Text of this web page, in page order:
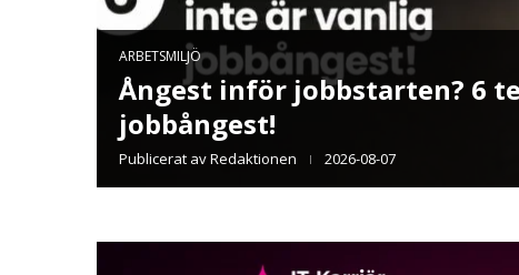
TEKNIK
Channel Factory lanserar
annonsflöden
Publicerat avRedaktionen 2026-07-27